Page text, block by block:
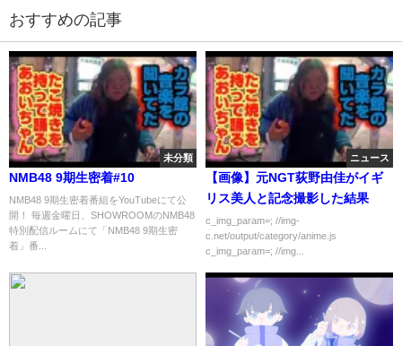
おすすめの記事
未分類
NMB48 9期生密着#10
NMB48 9期生密着番組をYouTubeにて公
開！ 毎週金曜日、SHOWROOMのNMB48
特別配信ルームにて「NMB48 9期生密
着」番...
ニュース
【画像】元NGT荻野由佳がイギ
リス美人と記念撮影した結果
c_img_param=; //img-
c.net/output/category/anime.js
c_img_param=; //img...